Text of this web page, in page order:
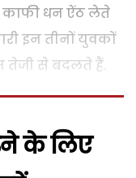
काफी धन ऐंठ लेते
इन तीनों युवकों
तेजी से बदलते हैं.
के लिए